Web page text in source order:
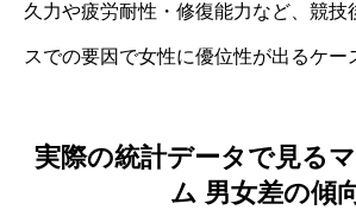
久力や疲労耐性・修復能力など、競技
スでの要因で女性に優位性が出るケー
実際の統計データで見る
ム 男女差の傾